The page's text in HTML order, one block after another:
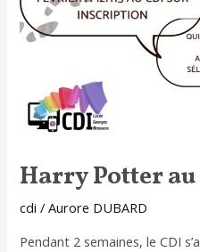
Harry Potter au
cdi /Aurore DUBARD
Pendant 2 semaines, le CDI